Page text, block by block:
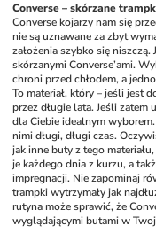
Converse – skórzane
Converse kojarzy nam się
nie są uznawane za zbyt
założenia szybko się niszczą.
skórzanymi Converse’ami.
chroni przed chłodem, a
To materiał, który – jeśli jest
przez długie lata. Jeśli
dla Ciebie idealnym
nimi długi, długi czas.
jak inne buty z tego
je każdego dnia z kurzu, a
impregnacji. Nie zapominaj
trampki wytrzymały jak
rutyna może sprawić, że
wyglądającymi butami w